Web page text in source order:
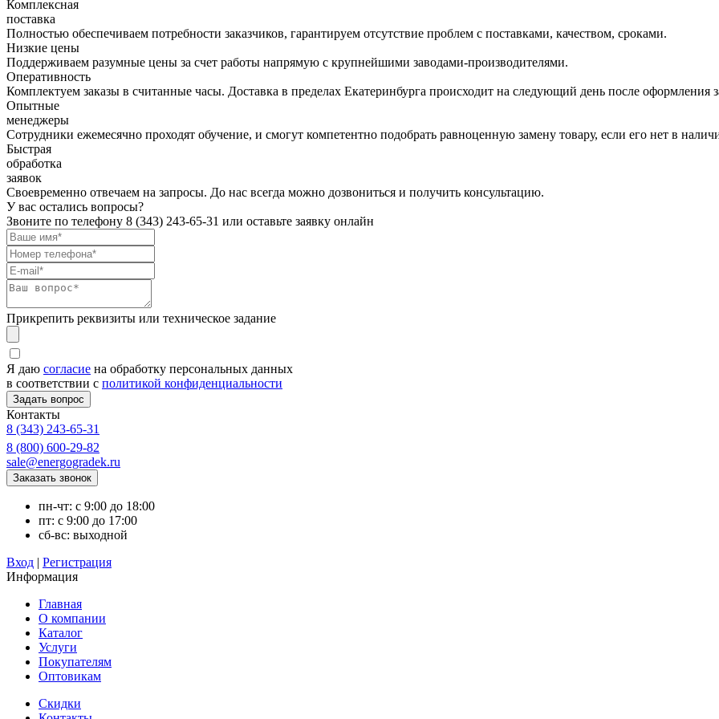
Комплексная
поставка
Полностью обеспечиваем потребности заказчиков, гарантируем отсутствие проблем с поставками, качеством, сроками.
Низкие цены
Поддерживаем разумные цены за счет работы напрямую с крупнейшими заводами-производителями.
Оперативность
Комплектуем заказы в считанные часы. Доставка в пределах Екатеринбурга происходит на следующий день после оформления
Опытные
менеджеры
Сотрудники ежемесячно проходят обучение, и смогут компетентно подобрать равноценную замену товару, если его нет в
Быстрая
обработка
заявок
Своевременно отвечаем на запросы. До нас всегда можно дозвониться и получить консультацию.
У вас остались вопросы?
Звоните по телефону 8 (343) 243-65-31 или оставьте заявку онлайн
Прикрепить реквизиты или техническое задание
Я даю согласие на обработку персональных данных
в соответствии с политикой конфиденциальности
Контакты
8 (343) 243-65-31
8 (800) 600-29-82
sale@energogradek.ru
пн-чт: с 9:00 до 18:00
пт: с 9:00 до 17:00
сб-вс: выходной
Вход | Регистрация
Информация
Главная
О компании
Каталог
Услуги
Покупателям
Оптовикам
Скидки